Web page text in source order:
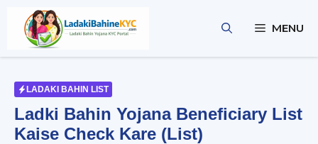
content
MENU
LADAKI BAHIN LIST
Ladki Bahin Yojana Beneficiary List
Kaise Check Kare (List)